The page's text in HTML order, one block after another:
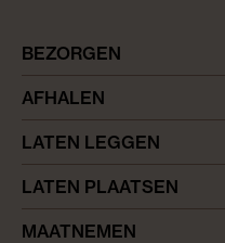
BEZORGEN
AFHALEN
LATEN LEGGEN
LATEN PLAATSEN
MAATNEMEN